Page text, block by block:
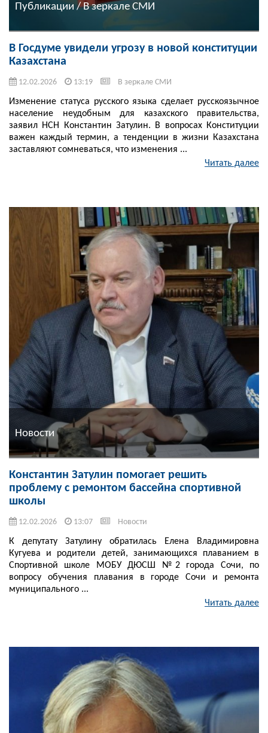
Публикации / В зеркале СМИ
В Госдуме увидели угрозу в новой конституции
Казахстана
12.02.2026 13:19 В зеркале СМИ
Изменение статуса русского языка сделает русскоязычное
население неудобным для казахского правительства,
заявил НСН Константин Затулин. В вопросах Конституции
важен каждый термин, а тенденции в жизни Казахстана
заставляют сомневаться, что изменения ...
Читать далее
Новости
Константин Затулин помогает решить
проблему с ремонтом бассейна спортивной
школы
12.02.2026 13:07 Новости
К депутату Затулину обратилась Елена Владимировна
Кугуева и родители детей, занимающихся плаванием в
Спортивной школе МОБУ ДЮСШ №2 города Сочи, по
вопросу обучения плавания в городе Сочи и ремонта
муниципального ...
Читать далее